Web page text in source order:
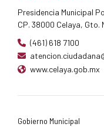
Presidencia Municipal
CP. 38000 Celaya, Gto.
(461) 618 7100
www.celaya.gob.mx
Gobierno Municipal